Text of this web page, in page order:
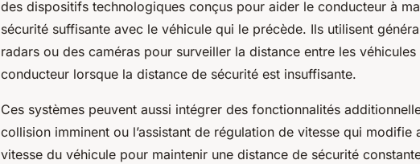
des dispositifs technologiques conçus pour aider le conducteur à
sécurité suffisante avec le véhicule qui le précède. Ils utilisent
radars ou des caméras pour surveiller la distance entre les
conducteur lorsque la distance de sécurité est insuffisante.
Ces systèmes peuvent aussi intégrer des fonctionnalités
collision imminent ou l’assistant de régulation de vitesse qui modifie
vitesse du véhicule pour maintenir une distance de sécurité